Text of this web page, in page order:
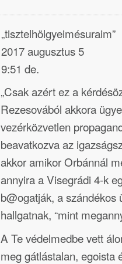
„tisztelhölgyeimésuraim”
2017 augusztus 5
9:51 de.
„Csak azért ez a
Rezesovából akkora
vezérközvetlen
beavatkozva az
akkor amikor Orbánnál
annyira a Visegrádi 4-k
b@ogatják, a szándékos
hallgatnak, “mint
A Te védelmedbe vett
meg gátlástalan, egoista